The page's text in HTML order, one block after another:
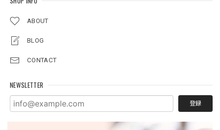
ABOUT
BLOG
CONTACT
NEWSLETTER
登録